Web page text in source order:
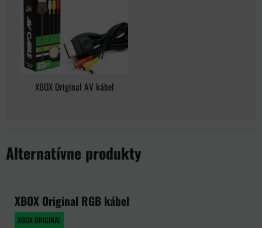
XBOX Original AV kábel
Alternatívne produkty
XBOX Original RGB kábel
XBOX ORIGINAL